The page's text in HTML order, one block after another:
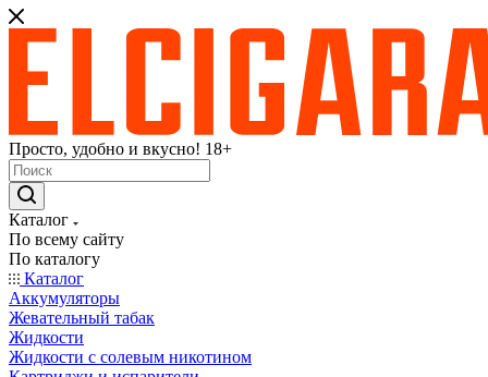
Просто, удобно и вкусно! 18+
Каталог
По всему сайту
По каталогу
Каталог
Аккумуляторы
Жевательный табак
Жидкости
Жидкости с солевым никотином